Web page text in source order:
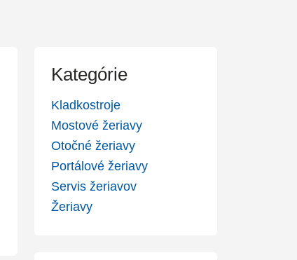
Kategórie
Kladkostroje
Mostové žeriavy
Otočné žeriavy
Portálové žeriavy
Servis žeriavov
Žeriavy